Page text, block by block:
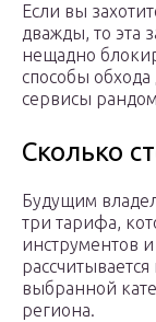
Если вы
дважды, то эта
нещадно
способы
сервисы
Сколько
Будущим
три тарифа,
инструментов
выбранной
региона.